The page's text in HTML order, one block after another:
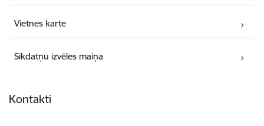
Vietnes karte
Sīkdatņu izvēles maiņa
Kontakti